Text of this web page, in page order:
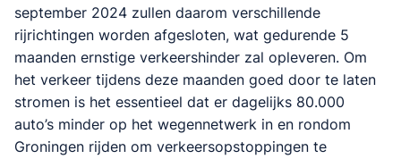
september 2024 zullen daarom verschillende
rijrichtingen worden afgesloten, wat gedurende 5
maanden ernstige verkeershinder zal opleveren. Om
het verkeer tijdens deze maanden goed door te laten
stromen is het essentieel dat er dagelijks 80.000
auto’s minder op het wegennetwerk in en rondom
Groningen rijden om verkeersopstoppingen te